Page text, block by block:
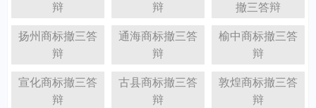
辩
辩
撤三答辩
扬州商标撤三答
辩
通海商标撤三答
辩
榆中商标撤三答
辩
宣化商标撤三答
辩
古县商标撤三答
辩
敦煌商标撤三答
辩